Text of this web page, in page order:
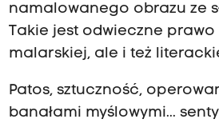
namalowanego obrazu ze
Takie jest odwieczne
malarskiej, ale i też
Patos, sztuczność,
banałami myślowymi...